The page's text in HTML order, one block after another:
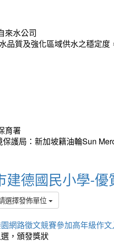
來水公司
品質及強化區域供水之穩定
育署
護局：新加坡籍油輪Sun
建德國民小學-優
選擇發佈單位
網路徵文競賽參加高年級作
，頒發獎狀